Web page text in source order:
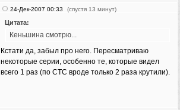
24-Дек-2007 00:33 (спустя 13 минут)
Цитата:
Кеньшина смотрю...
Кстати да, забыл про него. Пересматриваю
некоторые серии, особенно те, которые видел
всего 1 раз (по СТС вроде только 2 раза крутили).